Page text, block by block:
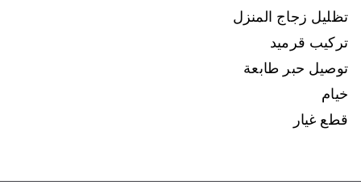
تظليل زجاج المنزل
تركيب قرميد
توصيل حبر طابعة
خيام
قطع غيار